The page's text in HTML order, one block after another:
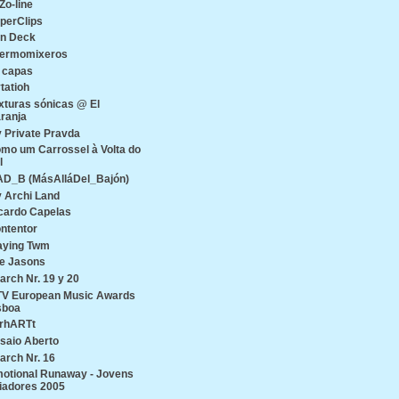
line
Deck
capas
sónicas @ El
Private Pravda
um Carrossel à Volta do
(MásAlláDel_Bajón)
Archi Land
Capelas
Twm
Jasons
Nr. 19 y 20
European Music Awards
Aberto
Nr. 16
Runaway - Jovens
2005